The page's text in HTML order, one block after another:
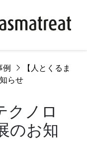
例
【人とくるま
らせ
クノロ
のお知